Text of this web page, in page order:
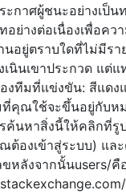
กาศผู้ชนะอย่างเป็น
ย่างต่อเนื่องเพื่อคว
นอยู่ตราบใดที่ไม่มีรา
นินเขาประกวด แต่
ทีมที่แข่งขัน: สีแดง
ที่คุณใช้จะขึ้นอยู่กับห
ค้นหาสิ่งนี้ให้คลิกที่รู
องเข้าสู่ระบบ) และ
หลังจากนั้นusers/คื